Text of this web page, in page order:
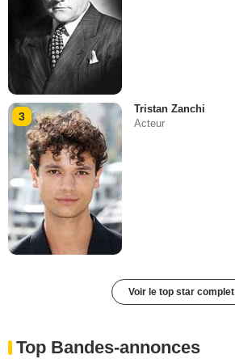
3
Tristan Zanchi
Acteur
Voir le top star complet
Top Bandes-annonces